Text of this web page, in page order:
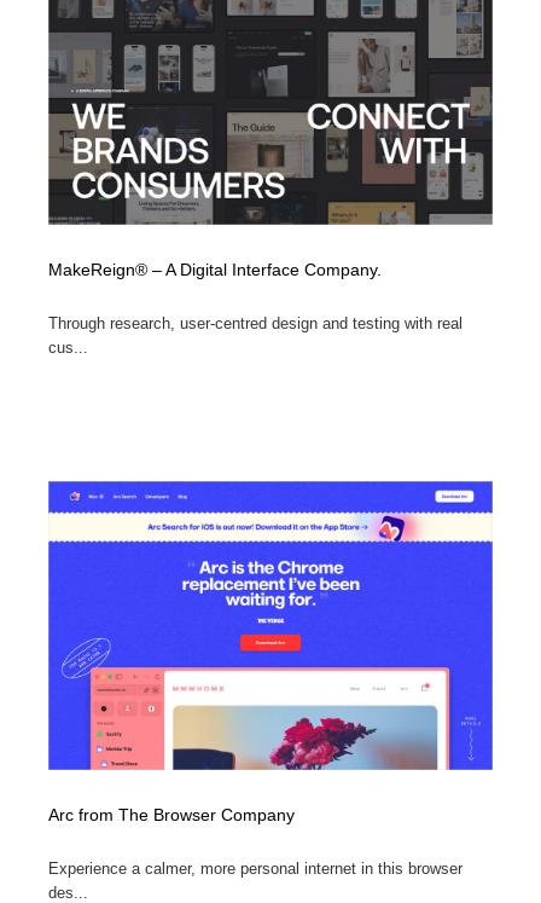
MakeReign® – A Digital Interface Company.
Through research, user-centred design and testing with real
cus...
Arc from The Browser Company
Experience a calmer, more personal internet in this browser
des...